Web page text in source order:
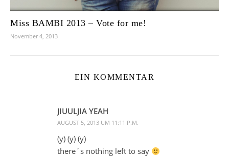
Miss BAMBI 2013 – Vote for me!
November 4, 2013
EIN KOMMENTAR
JIUULJIA YEAH
AUGUST 5, 2013 UM 11:11 P.M.
(y) (y) (y)
there´s nothing left to say